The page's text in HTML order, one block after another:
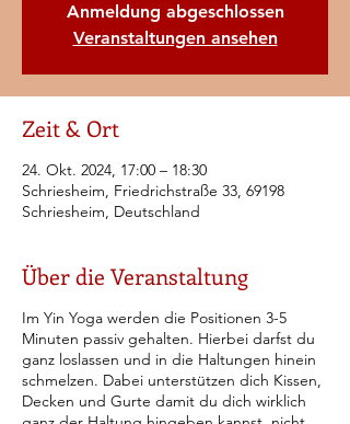
Anmeldung abgeschlossen
Veranstaltungen ansehen
Zeit & Ort
24. Okt. 2024, 17:00 – 18:30
Schriesheim, Friedrichstraße 33, 69198
Schriesheim, Deutschland
Über die Veranstaltung
Im Yin Yoga werden die Positionen 3-5
Minuten passiv gehalten. Hierbei darfst du
ganz loslassen und in die Haltungen hinein
schmelzen. Dabei unterstützen dich Kissen,
Decken und Gurte damit du dich wirklich